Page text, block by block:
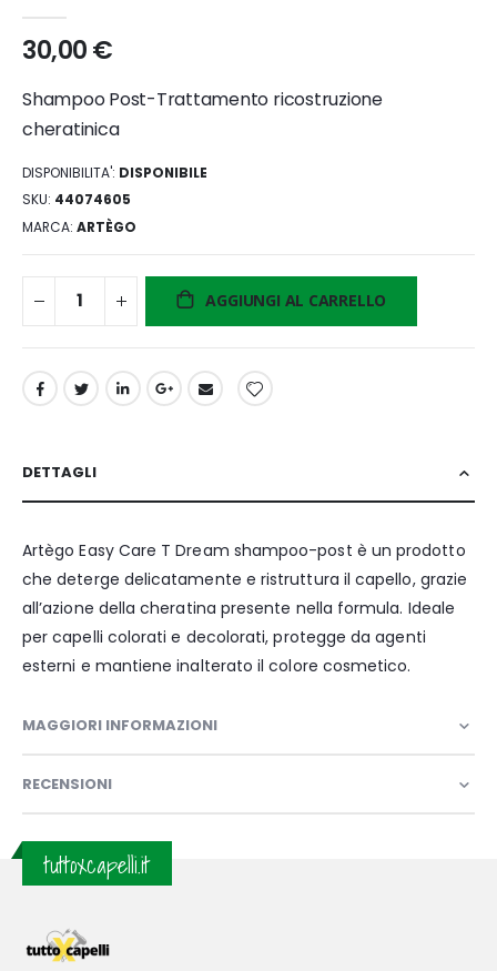
30,00 €
Shampoo Post-Trattamento ricostruzione
cheratinica
DISPONIBILITA': DISPONIBILE
SKU 44074605
MARCA ARTÈGO
AGGIUNGI AL CARRELLO
DETTAGLI
Artègo Easy Care T Dream shampoo-post è un prodotto
che deterge delicatamente e ristruttura il capello, grazie
all’azione della cheratina presente nella formula. Ideale
per capelli colorati e decolorati, protegge da agenti
esterni e mantiene inalterato il colore cosmetico.
MAGGIORI INFORMAZIONI
RECENSIONI
tuttoxcapelli.it